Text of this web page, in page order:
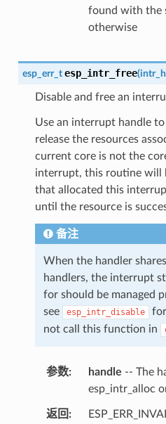
found with the
otherwise
esp_err_t esp_intr_free(
Disable and free an
Use an interrupt handle
release the resources
current core is not the
interrupt, this routine will
that allocated this
until the resource is
备注
When the handler
handlers, the interrupt
for should be managed
see
esp_intr_disable
not call this function in
参数 handle -- The
esp_intr_alloc
返回